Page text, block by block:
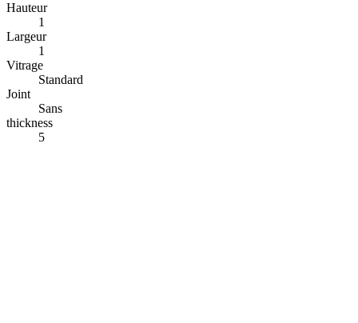
Hauteur
1
Largeur
1
Vitrage
Standard
Joint
Sans
thickness
5